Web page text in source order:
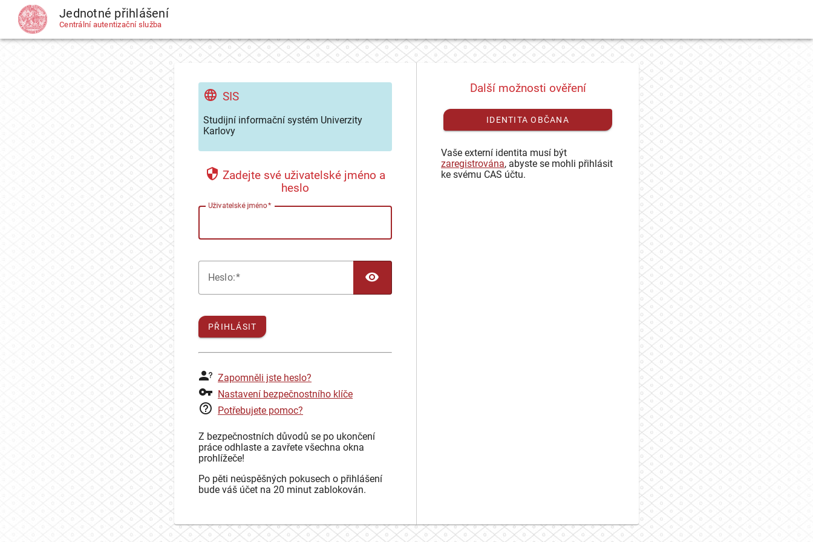
CAS Jednotné přihlášení
Centrální autentizační služba
SIS
Studijní informační systém Univerzity
Karlovy
Zadejte své uživatelské jméno a
heslo
Uživatelské jméno
Heslo:
PŘIHLÁSIT
Zapomněli jste heslo?
Nastavení bezpečnostního klíče
Potřebujete pomoc?
Z bezpečnostních důvodů se po ukončení
práce odhlaste a zavřete všechna okna
prohlížeče!
Po pěti neúspěšných pokusech o přihlášení
bude váš účet na 20 minut zablokován.
Další možnosti ověření
IDENTITA OBČANA
Vaše externí identita musí být
zaregistrována, abyste se mohli přihlásit
ke svému CAS účtu.